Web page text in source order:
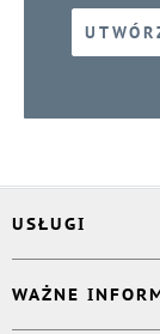
USŁUGI
Korektor
WAŻNE